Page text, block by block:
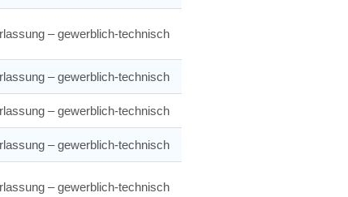
– gewerblich-technisch
– gewerblich-technisch
– gewerblich-technisch
– gewerblich-technisch
– gewerblich-technisch